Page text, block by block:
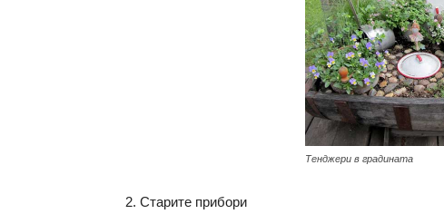
Тенджери в градината
2. Старите прибори